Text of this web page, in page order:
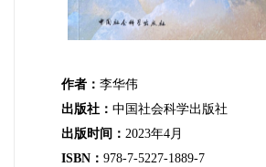
作者： 李华伟
出版社： 中国社会科学出版社
出版时间： 2023年4月
ISBN： 978-7-5227-1889-7